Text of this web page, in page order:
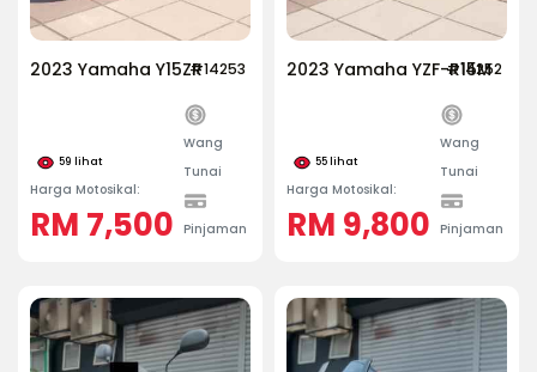
#14253
2023 Yamaha Y15ZR
59 lihat
Harga Motosikal:
RM 7,500
Wang
Tunai
Pinjaman
#14252
2023 Yamaha YZF-R15M
55lihat
Harga Motosikal:
RM 9,800
Wang
Tunai
Pinjaman